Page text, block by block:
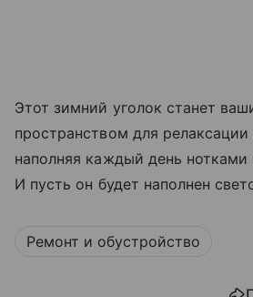
Этот зимний уголок станет
пространством для
наполняя каждый день нотками
И пусть он будет наполнен
Ремонт и обустройство